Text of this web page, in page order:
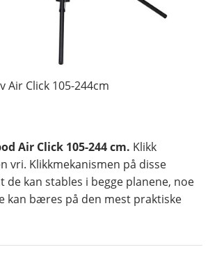
Air Click 105-244cm
Air Click 105-244 cm. Klikk
vri. Klikkmekanismen på disse
de kan stables i begge planene, noe
kan bæres på den mest praktiske